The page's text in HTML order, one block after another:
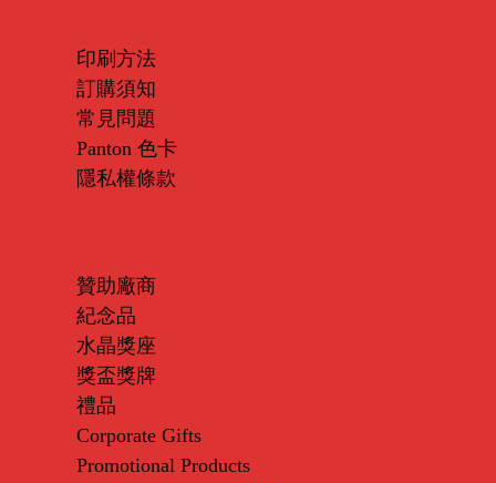
印刷方法
訂購須知
常見問題
Panton 色卡
隱私權條款
贊助廠商
紀念品
水晶獎座
獎盃獎牌
禮品
Corporate Gifts
Promotional Products